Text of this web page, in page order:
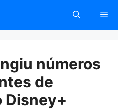
números
de
Disney+